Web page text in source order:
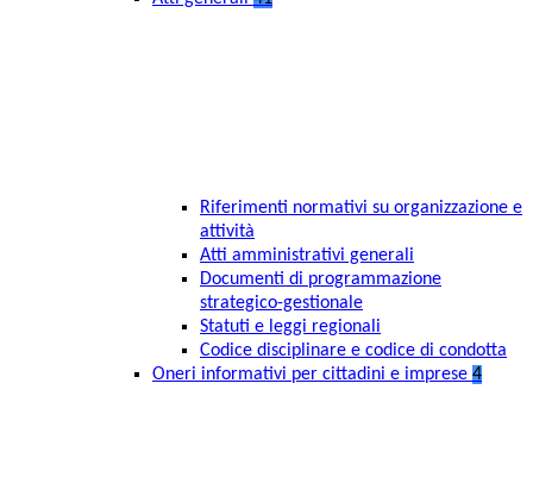
Riferimenti normativi su organizzazione e
attività
Atti amministrativi generali
Documenti di programmazione
strategico-gestionale
Statuti e leggi regionali
Codice disciplinare e codice di condotta
Oneri informativi per cittadini e imprese 4